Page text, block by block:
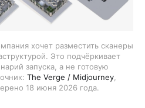
хочет разместить сканеры
Это подчёркивает
запуска, а не готовую
The Verge / Midjourney,
18 июня 2026 года.